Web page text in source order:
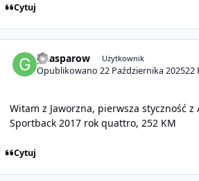
Cytuj
gkasparow Użytkownik
Opublikowano22 Października 202522
Witam z Jaworzna, pierwsza styczność z
Sportback 2017 rok quattro, 252 KM
Cytuj